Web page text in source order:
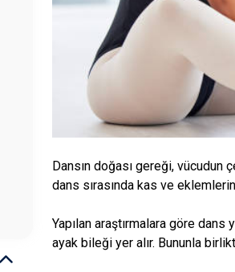
Dansın doğası gereği,
dans sırasında kas ve eklemlerin
Yapılan araştırmalara göre dans
ayak bileği yer alır. Bununla